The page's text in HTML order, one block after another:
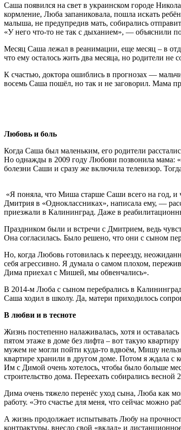
Саша появился на свет в украинском городе
кормление, Люба запаниковала, пошла искать
малыша, не предупредив мать, собирались
«У него что-то не так с дыханием», — объяснили
Месяц Саша лежал в реанимации, еще месяц – в
что ему осталось жить два месяца, но родители
К счастью, доктора ошиблись в прогнозах —
восемь Саша пошёл, но так и не заговорил. Мама
Любовь и боль
Когда Саша был маленьким, его родители
Но однажды в 2009 году Любови позвонила мама:
болезни Саши и сразу же включила телевизор.
«Я поняла, что Миша старше Саши всего на год, и
Дмитрия в «Одноклассниках», написала ему, —
приезжали в Калининград. Даже в
Праздником были и встречи с Дмитрием, ведь
Она согласилась. Было решено, что они с сыном
Но, когда Любовь готовилась к переезду,
себя агрессивно. Я думала о самом плохом,
Дима приехал с Мишей, мы обвенчались».
В 2014-м Люба с сыном перебрались в
Саша ходил в школу. Да, матери приходилось
В любви и в тесноте
Жизнь постепенно налаживалась, хотя и
пятом этаже в доме без лифта – вот такую
мужем не могли пойти куда-то вдвоём, Мишу
квартире хранили в другом доме. Потом я ждала с
Им с Димой очень хотелось, чтобы было больше
строительство дома. Переехать собирались
Дима очень тяжело перенёс уход сына, Люба как
работу. «Это счастье для меня, что сейчас можно
А жизнь продолжает испытывать Любу на
контрактуры, внесло свой «вклад» и